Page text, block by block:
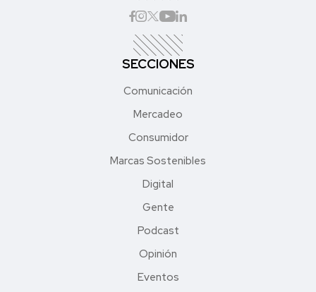
SECCIONES
Comunicación
Mercadeo
Consumidor
Marcas Sostenibles
Digital
Gente
Podcast
Opinión
Eventos